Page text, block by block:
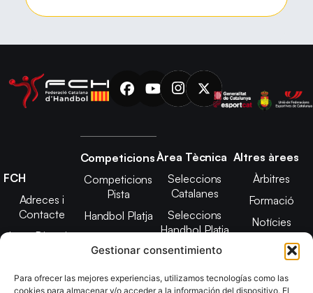
Gestionar consentimiento
Para ofrecer las mejores experiencias, utilizamos tecnologías como las
cookies para almacenar y/o acceder a la información del dispositivo. El
FCH
Adreces i
Contacte
Junta Directiva
2025
Competicions
Competicions
Pista
Handbol Platja
Àrea Tècnica
Seleccions
Catalanes
Seleccions
Handbol Platja
Tecnificació
CATH
Altres àrees
Àrbitres
Formació
Notícies
Adreces de
contacte